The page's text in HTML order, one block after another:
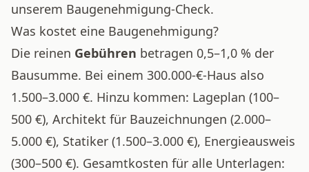
unserem Baugenehmigung-Check.
Was kostet eine Baugenehmigung?
Die reinen Gebühren betragen 0,5–1,0 % der
Bausumme. Bei einem 300.000-€-Haus also
1.500–3.000 €. Hinzu kommen: Lageplan (100–
500 €), Architekt für Bauzeichnungen (2.000–
5.000 €), Statiker (1.500–3.000 €), Energieausweis
(300–500 €). Gesamtkosten für alle Unterlagen: